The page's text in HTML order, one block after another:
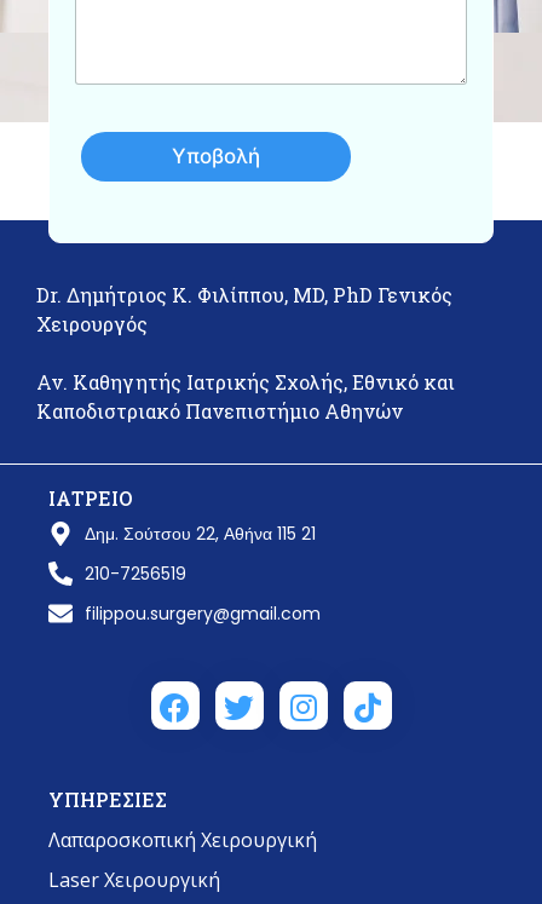
Υποβολή
Dr. Δημήτριος Κ. Φιλίππου, MD, PhD Γενικός
Χειρουργός
Αν. Καθηγητής Ιατρικής Σχολής, Εθνικό και
Καποδιστριακό Πανεπιστήμιο Αθηνών
ΙΑΤΡΕΙΟ
Δημ. Σούτσου 22, Αθήνα 115 21
210-7256519
filippou.surgery@gmail.com
ΥΠΗΡΕΣΙΕΣ
Λαπαροσκοπική Χειρουργική
Laser Χειρουργική